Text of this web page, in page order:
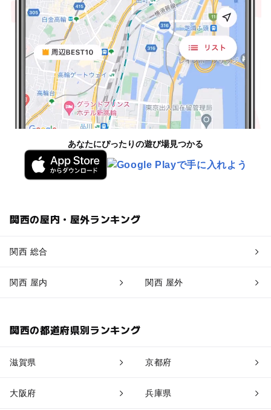
あなたにぴったりの遊び場見つかる
関西の屋内・屋外ランキング
関西 総合
関西 屋内 関西 屋外
関西の都道府県別ランキング
滋賀県 京都府
大阪府 兵庫県